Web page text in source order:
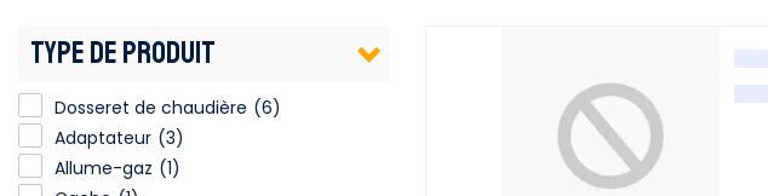
TYPE DE PRODUIT
Dosseret de chaudière (6)
Adaptateur (3)
Allume-gaz (1)